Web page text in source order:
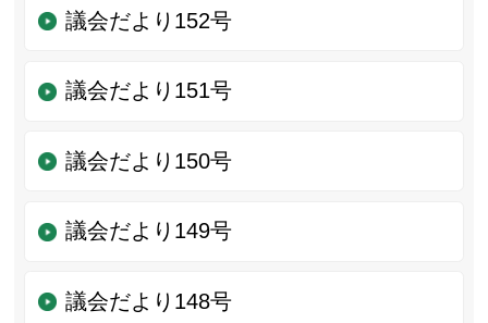
議会だより152号
議会だより151号
議会だより150号
議会だより149号
議会だより148号